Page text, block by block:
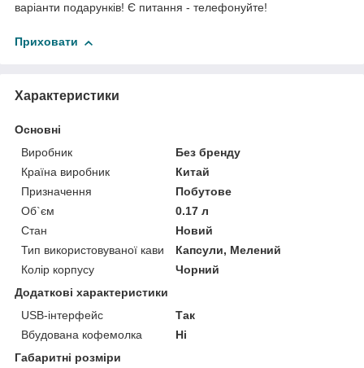
варіанти подарунків! Є питання - телефонуйте!
Приховати
Характеристики
Основні
Виробник
Без бренду
Країна виробник
Китай
Призначення
Побутове
Об`єм
0.17 л
Стан
Новий
Тип використовуваної кави
Капсули, Мелений
Колір корпусу
Чорний
Додаткові характеристики
USB-інтерфейс
Так
Вбудована кофемолка
Ні
Габаритні розміри